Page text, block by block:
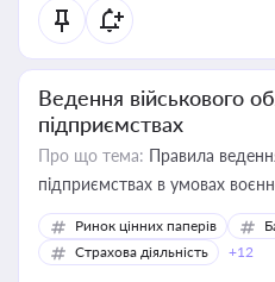
Ведення військового
підприємствах
Про що тема: Правила
підприємствах в умовах
Ринок цінних паперів
Страхова діяльність
+12